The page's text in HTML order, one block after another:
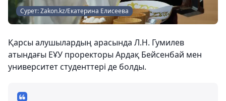
Сурет: Zakon.kz/Екатерина Елисеева
Қарсы алушылардың арасында Л.Н. Гумилев
атындағы ЕҰУ проректоры Ардақ Бейсенбай мен
университет студенттері де болды.